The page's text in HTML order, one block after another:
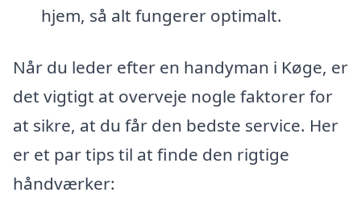
hjem, så alt fungerer optimalt.
Når du leder efter en handyman i Køge, er
det vigtigt at overveje nogle faktorer for
at sikre, at du får den bedste service. Her
er et par tips til at finde den rigtige
håndværker: